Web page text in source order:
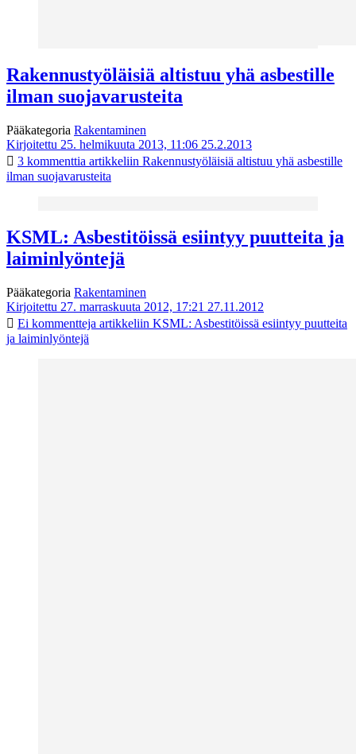
Rakennustyöläisiä altistuu yhä asbestille
ilman suojavarusteita
Pääkategoria Rakentaminen
Kirjoitettu 25. helmikuuta 2013, 11:06 25.2.2013
3 kommenttia artikkeliin Rakennustyöläisiä altistuu yhä asbestille
ilman suojavarusteita
KSML: Asbestitöissä esiintyy puutteita ja
laiminlyöntejä
Pääkategoria Rakentaminen
Kirjoitettu 27. marraskuuta 2012, 17:21 27.11.2012
Ei kommentteja artikkeliin KSML: Asbestitöissä esiintyy puutteita
ja laiminlyöntejä